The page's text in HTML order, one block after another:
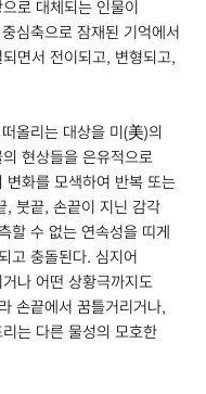
로 대체되는 인물이
심축으로 잠재된 기억에서
면서 전이되고, 변형되고,
올리는 대상을 미(美)의
현상들을 은유적으로
변화를 모색하여 반복 또는
, 붓끝, 손끝이 지닌 감각
할 수 없는 연속성을 띠게
고 충돌된다. 심지어
나 어떤 상황극까지도
손끝에서 꿈틀거리거나,
는 다른 물성의 모호한